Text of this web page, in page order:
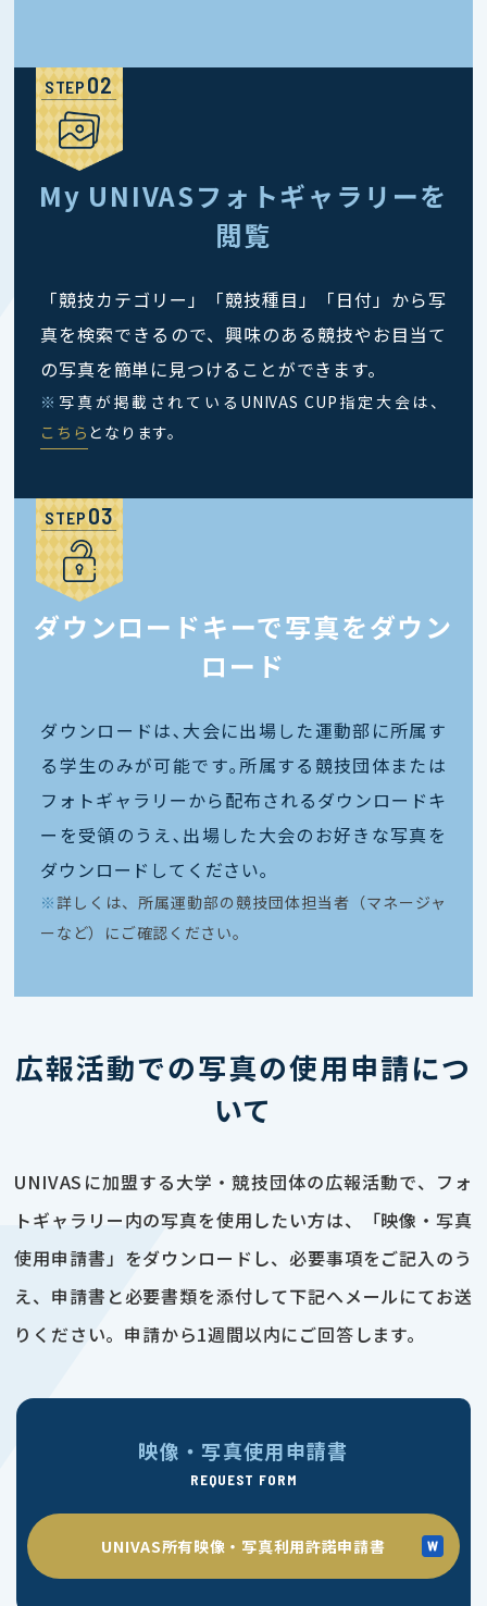
STEP
My UNIVASフォトギャラリーを
閲覧
「競技カテゴリー」「競技種目」「日付」から写
真を検索できるので、興味のある競技やお目当て
の写真を簡単に見つけることができます。
※ 写真が掲載されているUNIVAS CUP指定大会は、
こちら となります。
STEP
ダウンロードキーで写真をダウン
ロード
ダウンロードは､大会に出場した運動部に所属す
る学生のみが可能です｡所属する競技団体または
フォトギャラリーから配布されるダウンロードキ
ーを受領のうえ､出場した大会のお好きな写真を
ダウンロードしてください｡
※ 詳しくは、所属運動部の競技団体担当者（マネージャ
ーなど）にご確認ください。
広報活動での写真の使用申請につ
いて
UNIVASに加盟する大学・競技団体の広報活動で、フォ
トギャラリー内の写真を使用したい方は、「映像・写真
使用申請書」をダウンロードし、必要事項をご記入のう
え、申請書と必要書類を添付して下記へメールにてお送
りください。申請から1週間以内にご回答します。
映像・写真使用申請書
REQUEST FORM
UNIVAS所有映像・写真利用許諾申請書